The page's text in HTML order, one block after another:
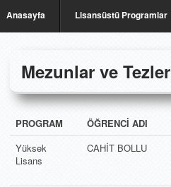
Anasayfa Lisansüstü Programlar
Mezunlar ve Tezler
PROGRAM ÖĞRENCİ ADI
Yüksek
Lisans
CAHİT BOLLU